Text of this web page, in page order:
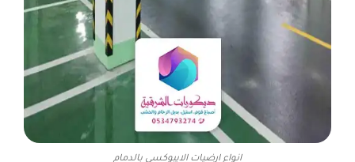
انواع ارضيات الايبوكسي بالدمام